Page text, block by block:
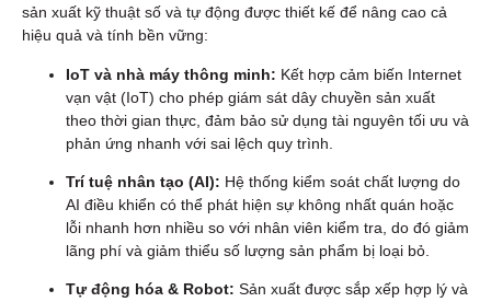
sản xuất kỹ thuật số và tự động được thiết kế để nâng cao cả
hiệu quả và tính bền vững:
IoT và nhà máy thông minh: Kết hợp cảm biến Internet
vạn vật (IoT) cho phép giám sát dây chuyền sản xuất
theo thời gian thực, đảm bảo sử dụng tài nguyên tối ưu và
phản ứng nhanh với sai lệch quy trình.
Trí tuệ nhân tạo (AI): Hệ thống kiểm soát chất lượng do
AI điều khiển có thể phát hiện sự không nhất quán hoặc
lỗi nhanh hơn nhiều so với nhân viên kiểm tra, do đó giảm
lãng phí và giảm thiểu số lượng sản phẩm bị loại bỏ.
Tự động hóa & Robot: Sản xuất được sắp xếp hợp lý và